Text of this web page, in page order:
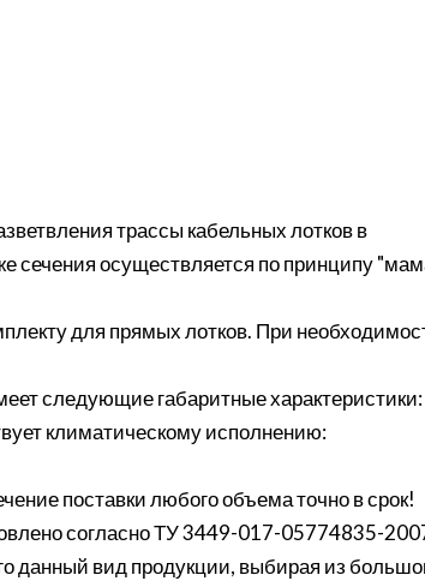
трассы кабельных лотков в
сечения осуществляется по принципу
для прямых лотков. При
следующие габаритные характеристики:
климатическому исполнению:
поставки любого объема точно в срок!
согласно ТУ 3449-017-05774835-
данный вид продукции, выбирая из